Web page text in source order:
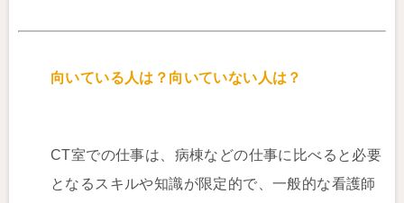
向いている人は？向いていない人は？
CT室での仕事は、病棟などの仕事に比べると必要
となるスキルや知識が限定的で、一般的な看護師